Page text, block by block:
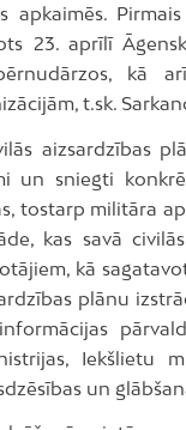
apkaimēs.
23. aprīlī
kā
t.sk.
aizsardzības
un sniegti
tostarp militāra
kas savā
kā
plānu
Iekšlietu
un